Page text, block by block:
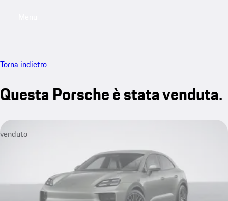
Torna indietro
Questa Porsche è stata venduta.
venduto